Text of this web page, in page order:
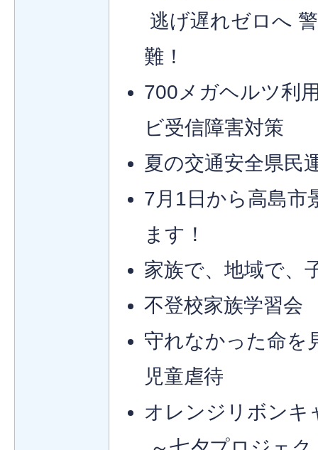
逃げ遅れゼロへ
難！
700メガヘルツ利
ビ受信障害対策
夏の交通安全県民
7月1日から高島市
ます！
家族で、地域で、
不登校家族学習会
守れなかった命を
児童虐待
オレンジリボンキ